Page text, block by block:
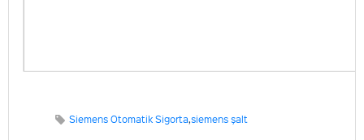
Siemens Otomatik Sigorta,siemens şalt